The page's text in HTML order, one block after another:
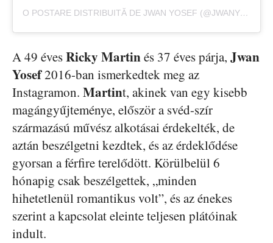
O POSTARE DISTRIBUITĂ DE JWAN YOSEF (@JWANYOSEF)
A 49 évesRicky Martinés 37 éves párja, Jwan
Yosef2016-ban ismerkedtek meg az
Instagramon. Martint, akinek van egy kisebb
magángyűjteménye, először a svéd-szír
származású művész alkotásai érdekelték, de
aztán beszélgetni kezdtek, és az érdeklődése
gyorsan a férfire terelődött. Körülbelül 6
hónapig csak beszélgettek, „minden
hihetetlenül romantikus volt”, és az énekes
szerint a kapcsolat eleinte teljesen plátóinak
indult.